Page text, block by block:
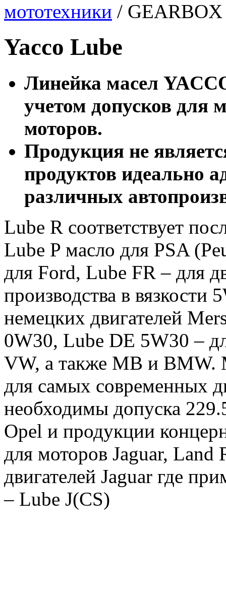
мототехники /
Yacco Lube
Линейка масел
учетом допусков для
моторов.
Продукция не
продуктов идеально
различных
Lube R соответствует
Lube P масло для PSA
для Ford, Lube FR – для
производства в
немецких двигателей
0W30, Lube DE 5W30 –
VW, а также MB и BMW.
для самых современных
необходимы допуска
Opel и продукции
для моторов Jaguar, Land
двигателей Jaguar где
– Lube J(CS)